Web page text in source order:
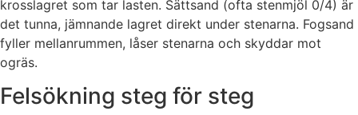
krosslagret som tar lasten. Sättsand (ofta stenmjöl 0/4) är
det tunna, jämnande lagret direkt under stenarna. Fogsand
fyller mellanrummen, låser stenarna och skyddar mot
ogräs.
Felsökning steg för steg